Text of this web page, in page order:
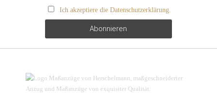
Ich akzeptiere die Datenschutzerklärung.